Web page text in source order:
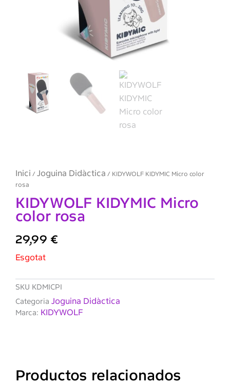
Inici / Joguina Didàctica / KIDYWOLF KIDYMIC Micro color
rosa
KIDYWOLF KIDYMIC Micro
color rosa
29,99 €
Esgotat
SKU KDMICPI
Categoria Joguina Didàctica
Marca: KIDYWOLF
Productos relacionados